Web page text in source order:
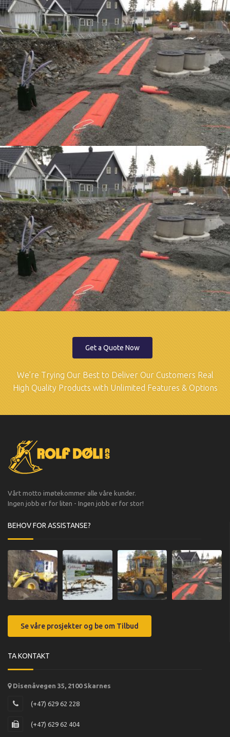
Get a Quote Now
We’re Trying Our Best to Deliver Our Customers Real
High Quality Products with Unlimited Features & Options
Vårt motto imøtekommer alle våre kunder.
Ingen jobb er for liten - Ingen jobb er for stor!
BEHOV FOR ASSISTANSE?
Se våre prosjekter og be om Tilbud
TA KONTAKT
Disenåvegen 35, 2100 Skarnes
(+47) 629 62 228
(+47) 629 62 404